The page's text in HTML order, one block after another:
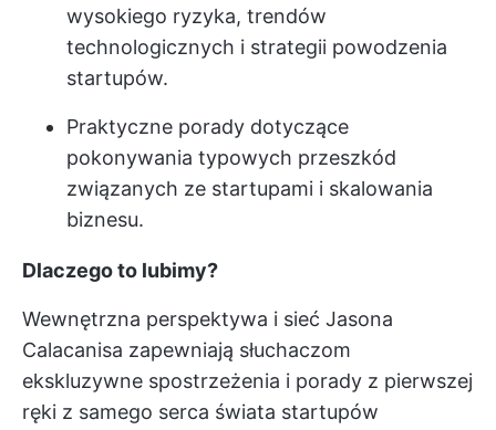
wysokiego ryzyka, trendów
technologicznych i strategii powodzenia
startupów.
Praktyczne porady dotyczące
pokonywania typowych przeszkód
związanych ze startupami i skalowania
biznesu.
Dlaczego to lubimy?
Wewnętrzna perspektywa i sieć Jasona
Calacanisa zapewniają słuchaczom
ekskluzywne spostrzeżenia i porady z pierwszej
ręki z samego serca świata startupów